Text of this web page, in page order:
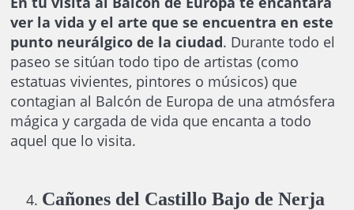
ver la vida y el arte que se encuentra en este
punto neurálgico de la ciudad. Durante todo el
paseo se sitúan todo tipo de artistas (como
estatuas vivientes, pintores o músicos) que
contagian al Balcón de Europa de una atmósfera
mágica y cargada de vida que encanta a todo
aquel que lo visita.
Cañones del Castillo Bajo de Nerja